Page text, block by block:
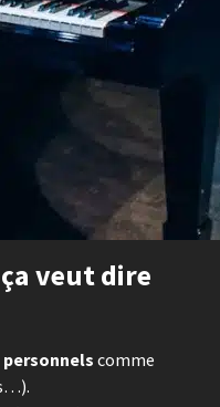
veut dire
personnels comme